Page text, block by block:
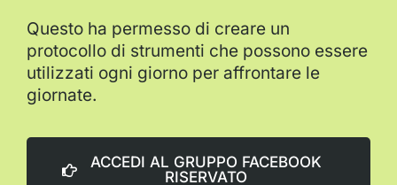
Questo ha permesso di creare un
protocollo di strumenti che possono essere
utilizzati ogni giorno per affrontare le
giornate.
ACCEDI AL GRUPPO FACEBOOK
RISERVATO